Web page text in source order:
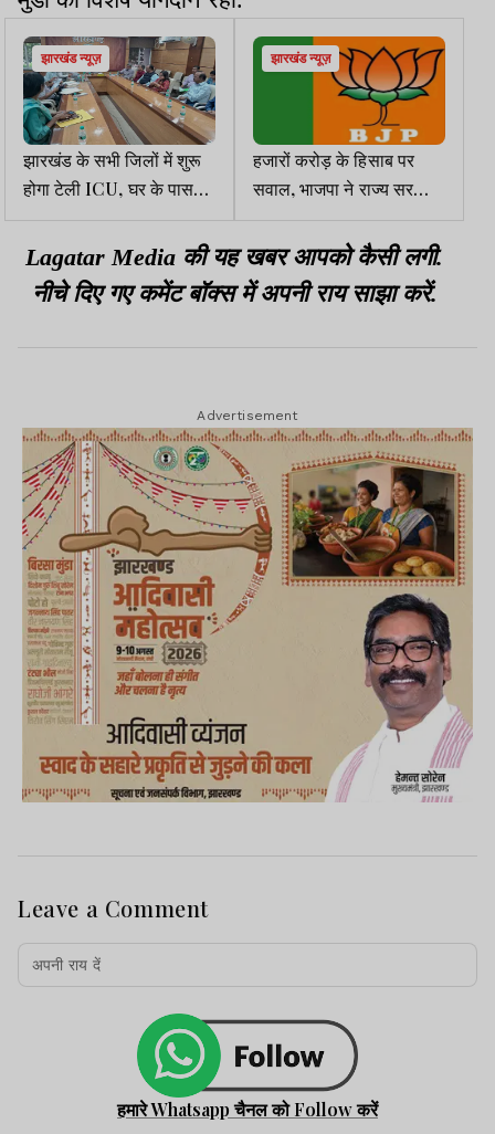
झारखंड न्यूज़
झारखंड के सभी जिलों में शुरू
होगा टेली ICU, घर के पास
मिलेगी विशेषज्ञ इलाज की
सुविधा
झारखंड न्यूज़
हजारों करोड़ के हिसाब पर
सवाल, भाजपा ने राज्य सरकार
से मांगा जवाब
Lagatar Media की यह खबर आपको कैसी लगी.
नीचे दिए गए कमेंट बॉक्स में अपनी राय साझा करें.
Advertisement
Leave a Comment
हमारे Whatsapp चैनल को Follow करें